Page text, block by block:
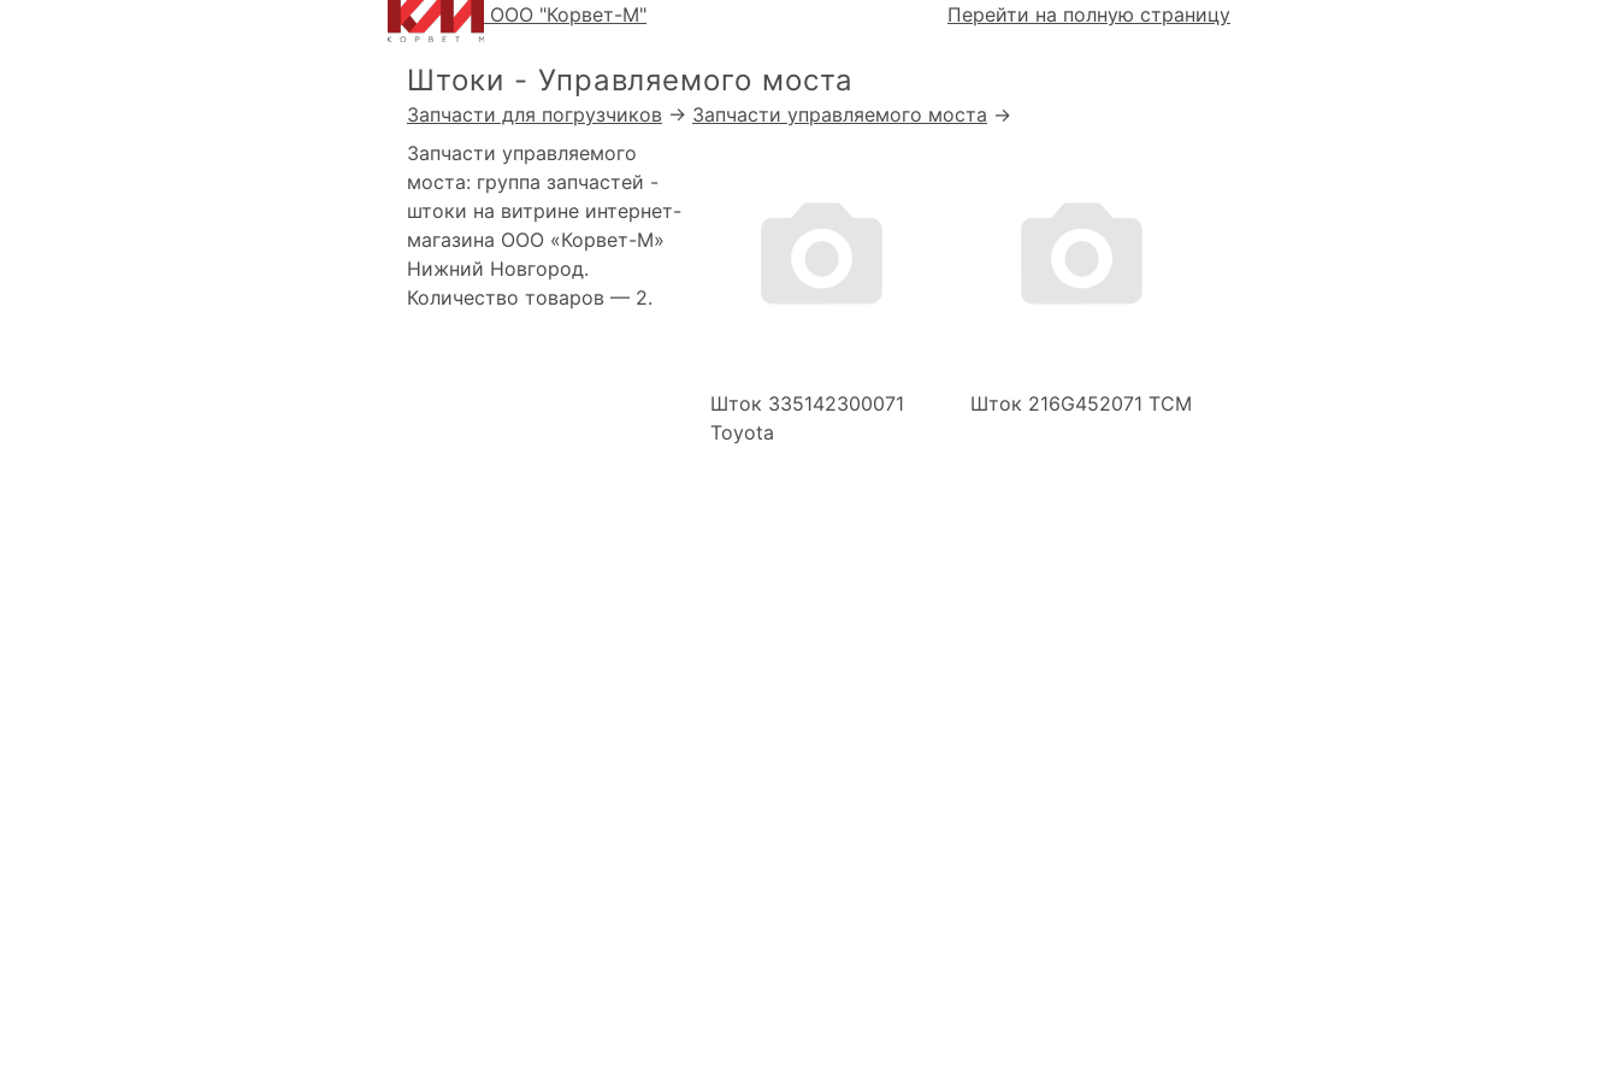
ООО "Корвет-М" Перейти на полную страницу
Штоки - Управляемого моста
Запчасти для погрузчиков → Запчасти управляемого моста →
Шток 335142300071
Toyota
Шток 216G452071 TCM
Запчасти управляемого
моста: группа запчастей -
штоки на витрине интернет-
магазина ООО «Корвет-М»
Нижний Новгород.
Количество товаров — 2.